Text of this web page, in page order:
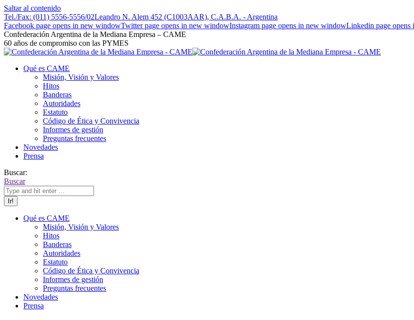
Saltar al contenido
Tel./Fax: (011) 5556-5556/02Leandro N. Alem 452 (C1003AAR), C.A.B.A. - Argentina
Facebook page opens in new windowTwitter page opens in new windowInstagram page opens in new windowLinkedin page
Confederación Argentina de la Mediana Empresa – CAME
60 años de compromiso con las PYMES
Qué es CAME
Misión, Visión y Valores
Hitos
Banderas
Autoridades
Estatuto
Código de Ética y Convivencia
Informes de gestión
Preguntas frecuentes
Novedades
Prensa
Buscar:
Buscar
Qué es CAME
Misión, Visión y Valores
Hitos
Banderas
Autoridades
Estatuto
Código de Ética y Convivencia
Informes de gestión
Preguntas frecuentes
Novedades
Prensa